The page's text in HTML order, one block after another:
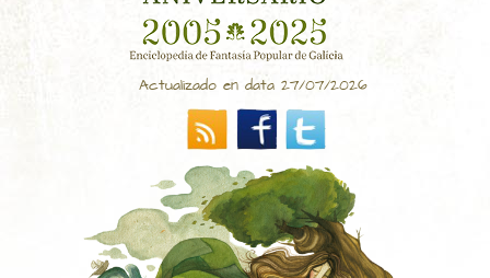
Actualizado en data 27/07/2026